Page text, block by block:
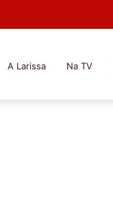
A Larissa Na TV